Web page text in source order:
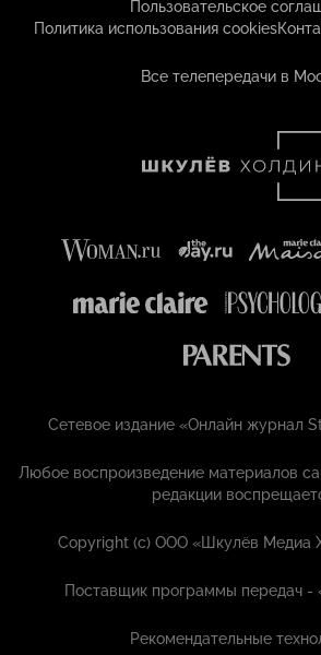
Пользовательское
Политика использования cookies
Все телепередачи в
Сетевое издание «Онлайн журнал
Любое воспроизведение материалов
редакции
Copyright (с) ООО «Шкулёв Медиа
Поставщик программы передач -
Рекомендательные